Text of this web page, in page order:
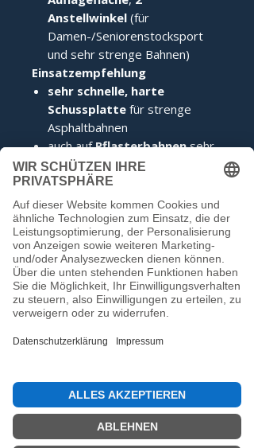
Anstellwinkel (für
Damen-/Seniorenstocksport
und sehr strenge Bahnen)
Einsatzempfehlung
sehr schnelle, harte
Schussplatte für strenge
Asphaltbahnen
auch aufPflasterbahnensehr
gut spielbar, Stärken klar im
Schussspiel auf Asphalt
ideal für Spieler, die eine
direkte, harte Rückmeldung
und hohe Geschwindigkeit
suchen
hervorragend geeignet, wenn
Standverhalten und saubere
Auflage(140 mm) im
Spezialvarianten sehr gut als
besonders interessant als
Alternative zu Seiwald
Rocket Mamba glatt, Ladler
Stock 4 und HLS Race